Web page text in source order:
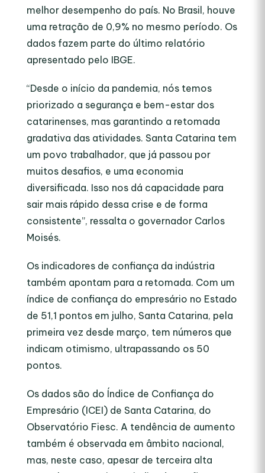
melhor desempenho do país. No Brasil, houve
uma retração de 0,9% no mesmo período. Os
dados fazem parte do último relatório
apresentado pelo IBGE.
“Desde o início da pandemia, nós temos
priorizado a segurança e bem-estar dos
catarinenses, mas garantindo a retomada
gradativa das atividades. Santa Catarina tem
um povo trabalhador, que já passou por
muitos desafios, e uma economia
diversificada. Isso nos dá capacidade para
sair mais rápido dessa crise e de forma
consistente”, ressalta o governador Carlos
Moisés.
Os indicadores de confiança da indústria
também apontam para a retomada. Com um
índice de confiança do empresário no Estado
de 51,1 pontos em julho, Santa Catarina, pela
primeira vez desde março, tem números que
indicam otimismo, ultrapassando os 50
pontos.
Os dados são do Índice de Confiança do
Empresário (ICEI) de Santa Catarina, do
Observatório Fiesc. A tendência de aumento
também é observada em âmbito nacional,
mas, neste caso, apesar de terceira alta